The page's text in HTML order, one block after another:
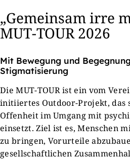
„Gemeinsam irre
MUT-TOUR 2026
Mit Bewegung und
Stigmatisierung
Die MUT-TOUR ist ein vom
initiiertes Outdoor-Projekt, das
Offenheit im Umgang mit
einsetzt. Ziel ist es, Menschen
zu bringen, Vorurteile
gesellschaftlichen